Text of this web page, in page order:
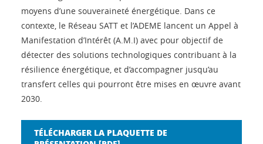
moyens d’une souveraineté énergétique. Dans ce
contexte, le Réseau SATT et l’ADEME lancent un Appel à
Manifestation d’Intérêt (A.M.I) avec pour objectif de
détecter des solutions technologiques contribuant à la
résilience énergétique, et d’accompagner jusqu’au
transfert celles qui pourront être mises en œuvre avant
2030.
TÉLÉCHARGER LA PLAQUETTE DE